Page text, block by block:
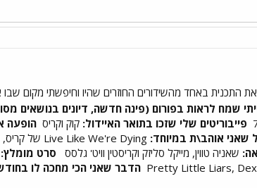
התכנית באחד מהשידורים החוזרים שהיו וחיפשתי מקום שבו
שמח לראות בפורום (פינה חדשה, דיונים בנושאים
פייבוריטים שלי שזכו בתואר האיידול: קוק וקריס הופעה
שאני אוהב\ת במיוחד:
שאניה טווין, מייקל סליזק וקריסטין וויט' גלסס סרט מומלץ:
הדבר שאני הכי מחכה לו